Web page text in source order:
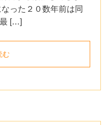
った２０数年前は同
[…]
む